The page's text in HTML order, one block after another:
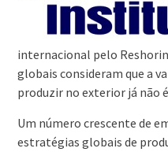
internacional pelo
globais consideram que a
produzir no exterior já não
Um número crescente de
estratégias globais de